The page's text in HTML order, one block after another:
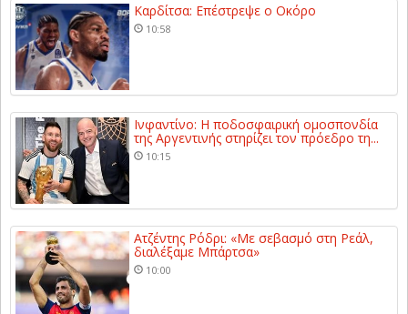
Καρδίτσα: Επέστρεψε ο Οκόρο
10:58
Ινφαντίνο: Η ποδοσφαιρική ομοσπονδία
της Αργεντινής στηρίζει τον πρόεδρο τη...
10:15
Ατζέντης Ρόδρι: «Με σεβασμό στη Ρεάλ,
διαλέξαμε Μπάρτσα»
10:00